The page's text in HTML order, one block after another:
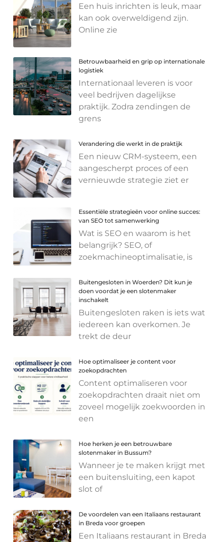
Een huis inrichten is leuk, maar
kan ook overweldigend zijn.
Online zie
Betrouwbaarheid en grip op internationale
logistiek
Internationaal leveren is voor
veel bedrijven dagelijkse
praktijk. Zodra zendingen de
grens
Verandering die werkt in de praktijk
Een nieuw CRM-systeem, een
aangescherpt proces of een
vernieuwde strategie ziet er
Essentiële strategieën voor online succes:
van SEO tot samenwerking
Wat is SEO en waarom is het
belangrijk? SEO, of
zoekmachineoptimalisatie, is
Buitengesloten in Woerden? Dit kun je
doen voordat je een slotenmaker
inschakelt
Buitengesloten raken is iets wat
iedereen kan overkomen. Je
trekt de deur
Hoe optimaliseer je content voor
zoekopdrachten
Content optimaliseren voor
zoekopdrachten draait niet om
zoveel mogelijk zoekwoorden in
een
Hoe herken je een betrouwbare
slotenmaker in Bussum?
Wanneer je te maken krijgt met
een buitensluiting, een kapot
slot of
De voordelen van een Italiaans restaurant
in Breda voor groepen
Een Italiaans restaurant in Breda